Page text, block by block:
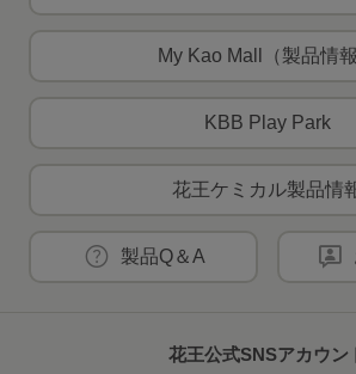
My Kao Mall（製品情報
KBB Play Park
花王ケミカル製品情
製品Q＆A
花王公式SNSアカウン